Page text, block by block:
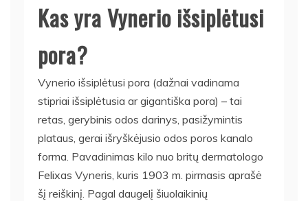
Kas yra Vynerio išsiplėtusi
pora?
Vynerio išsiplėtusi pora (dažnai vadinama
stipriai išsiplėtusia ar gigantiška pora) – tai
retas, gerybinis odos darinys, pasižymintis
plataus, gerai išryškėjusio odos poros kanalo
forma. Pavadinimas kilo nuo britų dermatologo
Felixas Vyneris, kuris 1903 m. pirmasis aprašė
šį reiškinį. Pagal daugelį šiuolaikinių